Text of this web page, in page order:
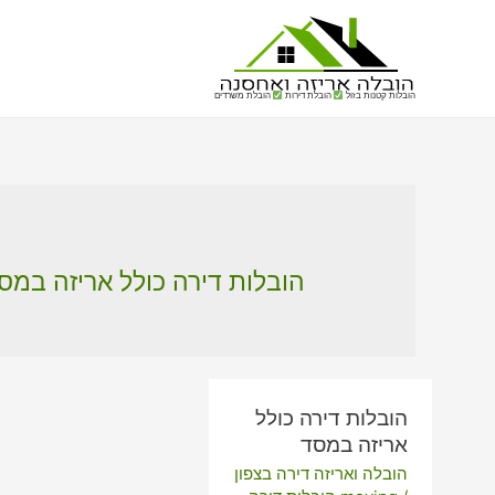
הובלות קטנות בזול הובלת דירות הובלת משרדים
הובלות דירה כולל אריזה
הובלות דירה כולל
אריזה במסד
הובלה ואריזה דירה בצפון